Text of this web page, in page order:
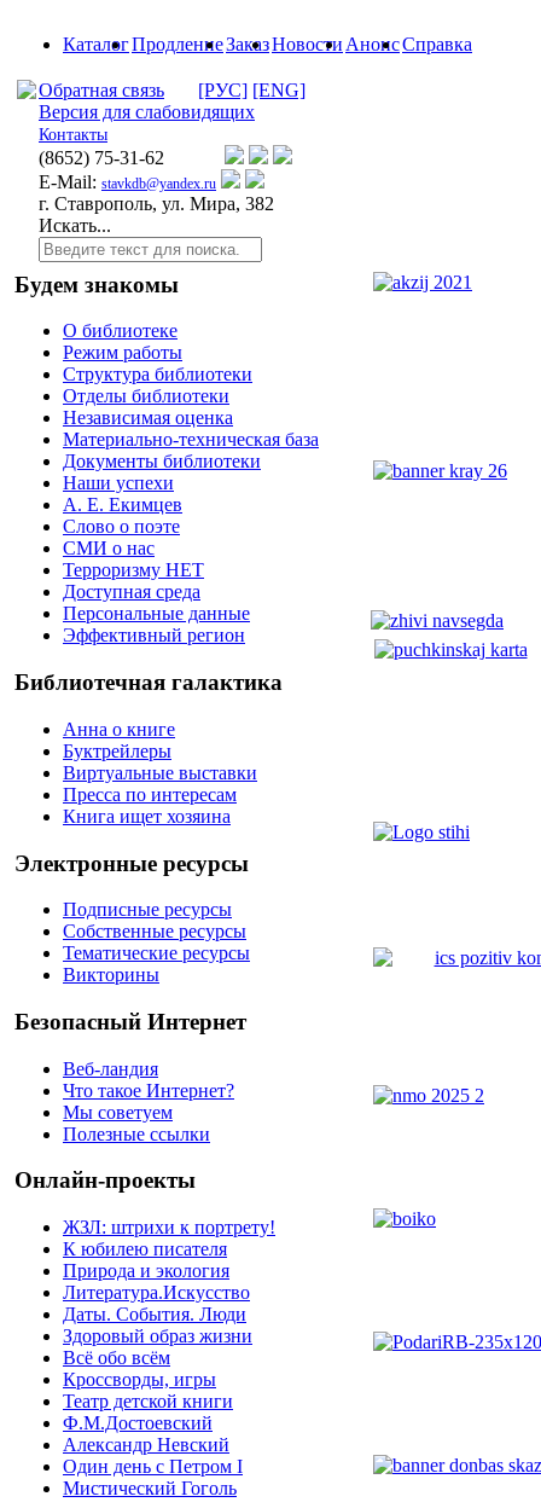
КаталогПродлениеЗаказНовости АнонсСправка
Обратная связь [РУС] [ENG]
Версия для слабовидящих
Контакты
(8652) 75-31-62
E-Mail: stavkdb@yandex.ru
г. Ставрополь, ул. Мира, 382
Искать...
Будем знакомы
О библиотеке
Режим работы
Структура библиотеки
Отделы библиотеки
Независимая оценка
Материально-техническая база
Документы библиотеки
Наши успехи
А. Е. Екимцев
Слово о поэте
СМИ о нас
Терроризму НЕТ
Доступная среда
Персональные данные
Эффективный регион
Библиотечная галактика
Анна о книге
Буктрейлеры
Виртуальные выставки
Пресса по интересам
Книга ищет хозяина
Электронные ресурсы
Подписные ресурсы
Собственные ресурсы
Тематические ресурсы
Викторины
Безопасный Интернет
Веб-ландия
Что такое Интернет?
Мы советуем
Полезные ссылки
Онлайн-проекты
ЖЗЛ: штрихи к портрету!
К юбилею писателя
Природа и экология
Литература.Искусство
Даты. События. Люди
Здоровый образ жизни
Всё обо всём
Кроссворды, игры
Театр детской книги
Ф.М.Достоевский
Александр Невский
Один день с Петром I
Мистический Гоголь